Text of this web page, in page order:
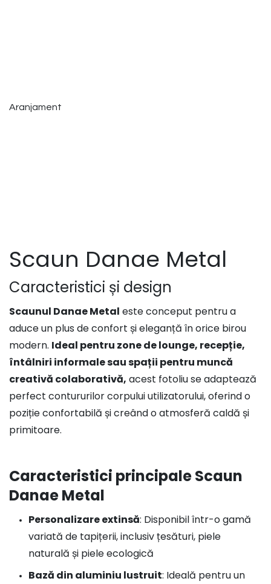
Aranjament
Scaun Danae Metal
Caracteristici și design
Scaunul Danae Metal este conceput pentru a
aduce un plus de confort și eleganță în orice birou
modern. Ideal pentru zone de lounge, recepție,
întâlniri informale sau spații pentru muncă
creativă colaborativă, acest fotoliu se adaptează
perfect contururilor corpului utilizatorului, oferind o
poziție confortabilă și creând o atmosferă caldă și
primitoare.
Caracteristici principale Scaun
Danae Metal
Personalizare extinsă: Disponibil într-o gamă
variată de tapițerii, inclusiv țesături, piele
naturală și piele ecologică
Bază din aluminiu lustruit: Ideală pentru un